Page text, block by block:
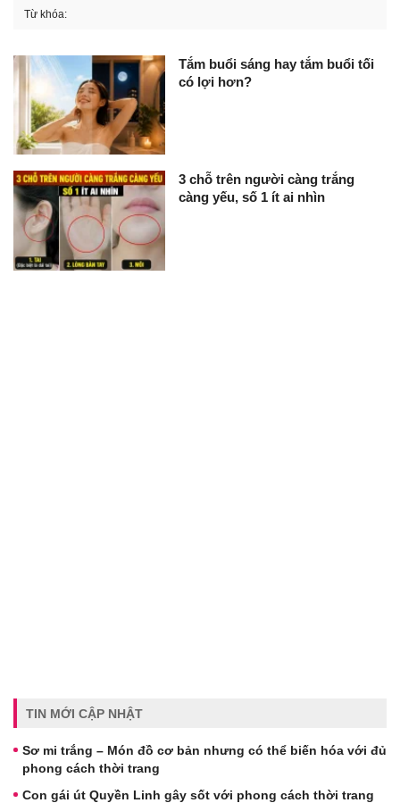
Từ khóa:
Tắm buổi sáng hay tắm buổi tối
có lợi hơn?
3 chỗ trên người càng trắng
càng yếu, số 1 ít ai nhìn
TIN MỚI CẬP NHẬT
Sơ mi trắng – Món đồ cơ bản nhưng có thể biến hóa với đủ
phong cách thời trang
Con gái út Quyền Linh gây sốt với phong cách thời trang